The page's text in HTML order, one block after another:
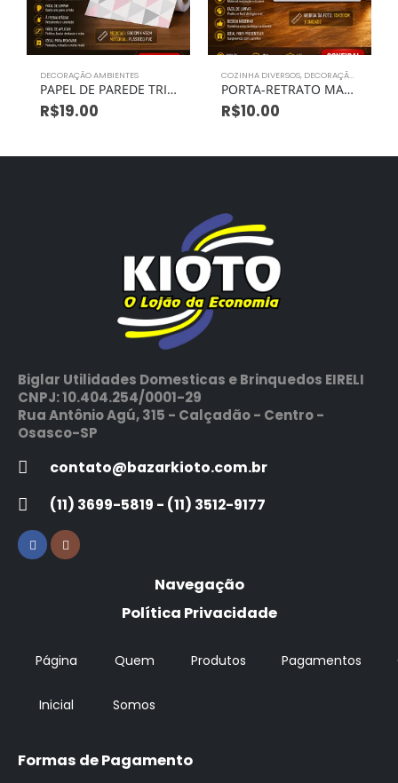
DECORAÇÃO AMBIENTES
PAPEL DE PAREDE TRIANGULOS PLASTICO PVC 500CM X 45CM
R$19.00
COZINHA DIVERSOS, DECORAÇÃO AMBIENTES
PORTA-RETRATO MAE 15X20CM 1UN
R$10.00
Biglar Utilidades Domesticas e Brinquedos EIRELI
CNPJ: 10.404.254/0001-29
Rua Antônio Agú, 315 - Calçadão - Centro -
Osasco-SP
contato@bazarkioto.com.br
(11) 3699-5819 - (11) 3512-9177
Navegação
Política Privacidade
Página
Inicial
Quem
Somos
Produtos Pagamentos
Formas de Pagamento